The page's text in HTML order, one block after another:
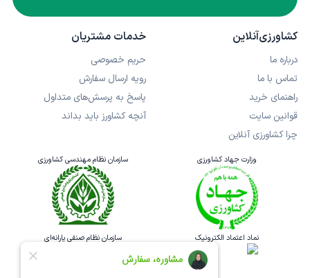
کشاورزی‌آنلاین
درباره ما
تماس با ما
راهنمای خرید
قوانین سایت
چرا کشاورزی آنلاین
خدمات مشتریان
حریم خصوصی
رویه ارسال سفارش
پاسخ به پرسش‌های متداول
آنچه کشاورز باید بداند
وزارت جهاد کشاورزی سازمان نظام مهندسی کشاورزی
نماد اعتماد الکترونیک سازمان نظام صنفی یارانه‌ای